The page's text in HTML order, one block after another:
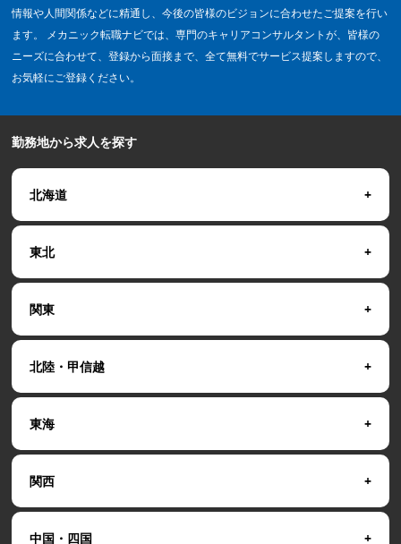
情報や人間関係などに精通し、今後の皆様のビジョンに合わせたご提案を行い
ます。 メカニック転職ナビでは、専門のキャリアコンサルタントが、皆様の
ニーズに合わせて、登録から面接まで、全て無料でサービス提案しますので、
お気軽にご登録ください。
勤務地から求人を探す
北海道
東北
関東
北陸・甲信越
東海
関西
中国・四国